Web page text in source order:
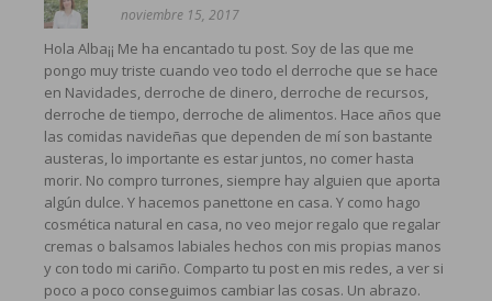
noviembre 15, 2017
Hola Alba¡¡ Me ha encantado tu post. Soy de las que me
pongo muy triste cuando veo todo el derroche que se hace
en Navidades, derroche de dinero, derroche de recursos,
derroche de tiempo, derroche de alimentos. Hace años que
las comidas navideñas que dependen de mí son bastante
austeras, lo importante es estar juntos, no comer hasta
morir. No compro turrones, siempre hay alguien que aporta
algún dulce. Y hacemos panettone en casa. Y como hago
cosmética natural en casa, no veo mejor regalo que regalar
cremas o balsamos labiales hechos con mis propias manos
y con todo mi cariño. Comparto tu post en mis redes, a ver si
poco a poco conseguimos cambiar las cosas. Un abrazo.